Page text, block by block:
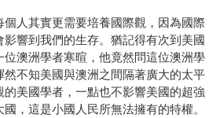
個人其實更需要培養國際觀，因為國際
響到我們的生存。猶記得有次到美國
位澳洲學者寒暄，他竟然問這位澳洲學
不知美國與澳洲之間隔著廣大的太平
美國學者，一點也不影響美國的超強
，這是小國人民所無法擁有的特權。